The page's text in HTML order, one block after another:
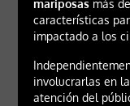
mariposasmás
características
impactado a los
involucrarlas en
atención del